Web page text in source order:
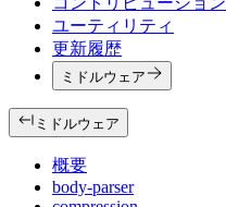
ユーティリティ
更新履歴
ミドルウェア
ミドルウェア
概要
body-parser